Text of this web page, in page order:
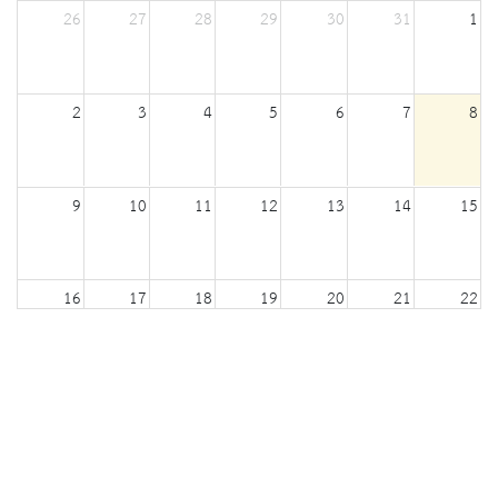
26
27 28 29 30 31 1
2 3 4 5 6 7 8
9 10 11 12 13 14 15
16 17 18 19 20 21 22